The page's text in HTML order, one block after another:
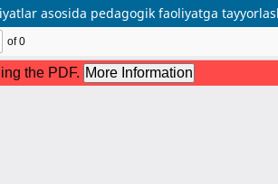
asosida pedagogik faoliyatga